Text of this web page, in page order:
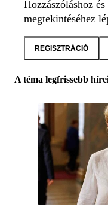
Hozzászóláshoz
megtekintéséhez
REGISZTRÁCIÓ
A téma legfrissebb